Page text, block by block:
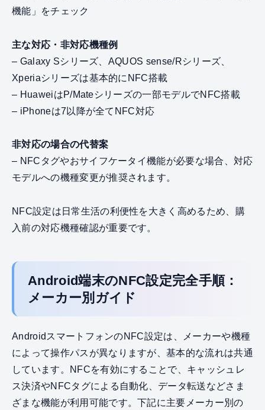
機能」をチェック
主な対応・非対応機種例
– Galaxy Sシリーズ、AQUOS sense/Rシリーズ、
Xperiaシリーズは基本的にNFC搭載
– HuaweiはP/Mateシリーズの一部モデルでNFC搭載
– iPhoneは7以降が全てNFC対応
非対応の場合の代替案
– NFCタグやおサイフケータイ機能が必要な場合、対応
モデルへの機種変更が推奨されます。
NFC設定は日常生活の利便性を大きく高めるため、購
入前の対応機種確認が重要です。
Android端末のNFC設定完全手順：
メーカー別ガイド
AndroidスマートフォンのNFC設定は、メーカーや機種
によって操作パスが異なりますが、基本的な流れは共通
しています。NFCを有効にすることで、キャッシュレ
ス決済やNFCタグによる自動化、データ転送などさま
ざまな機能が利用可能です。下記に主要メーカー別の